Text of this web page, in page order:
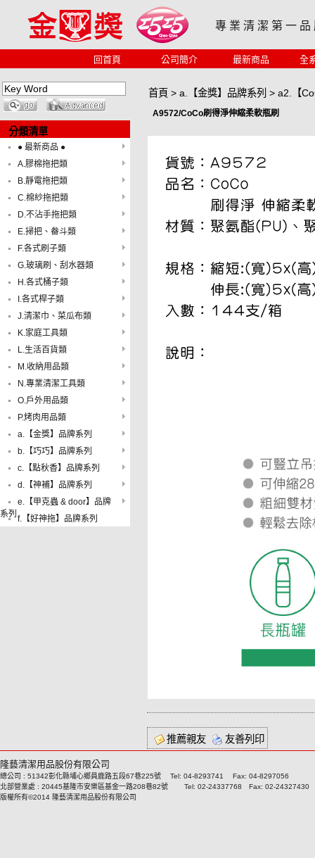
專 業 清 潔 第 一 品
回首頁 公司簡介 最新商品 全
分類清單
● 最新商品 ●
A.膠棉拖把類
B.靜電拖把類
C.棉紗拖把類
D.不沾手拖把類
E.掃把、畚斗類
F.各式刷子類
G.玻璃刷、刮水器類
H.各式桶子類
I.各式桿子類
J.清潔巾、菜瓜布類
K.家庭工具類
L.生活百貨類
M.收納用品類
N.專業清潔工具類
O.戶外用品類
P.烤肉用品類
a.【金獎】品牌系列
b.【巧巧】品牌系列
c.【點秋香】品牌系列
d.【神補】品牌系列
e.【甲克蟲 & door】品牌
系列 f.【好神拖】品牌系列
首頁 > a.【金獎】品牌系列 > a2.【
A9572/CoCo刷得淨伸縮柔軟瓶刷
推薦親友 友善列印
隆藝清潔用品股份有限公司
總公司 : 51342彰化縣埔心鄉員鹿路五段67巷225號 Tel: 04-8293741 Fax: 04-8297056
北部營業處 : 20445基隆市安樂區基金一路208巷82號 Tel: 02-24337768 Fax: 02-24327430
版權所有©2014 隆藝清潔用品股份有限公司